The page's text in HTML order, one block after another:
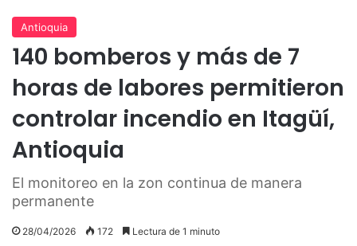
Antioquia
140 bomberos y más de 7
horas de labores permitieron
controlar incendio en Itagüí,
Antioquia
El monitoreo en la zon continua de manera
permanente
28/04/2026 172 Lectura de 1 minuto